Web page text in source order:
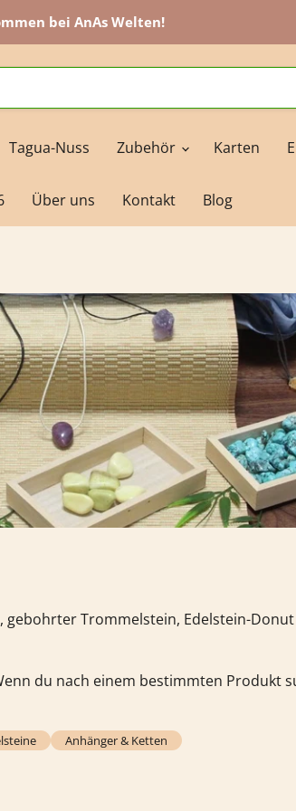
bei AnAs Welten!
Tagua-Nuss Zubehör Karten
Über uns Kontakt Blog
Trommelstein, Edelstein-
du nach einem bestimmten Produkt
Anhänger & Ketten